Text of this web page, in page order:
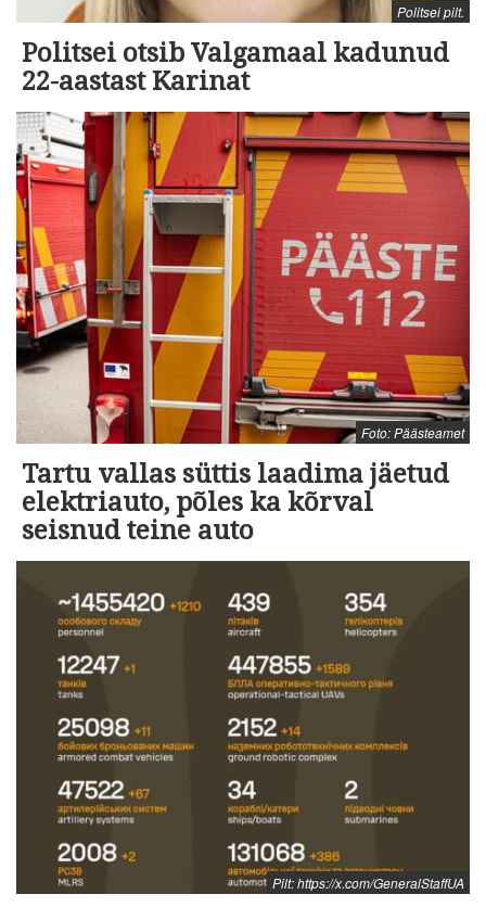
Politsei pilt.
Politsei otsib Valgamaal kadunud
22-aastast Karinat
Foto: Päästeamet
Tartu vallas süttis laadima jäetud
elektriauto, põles ka kõrval
seisnud teine auto
Pilt: https://x.com/GeneralStaffUA